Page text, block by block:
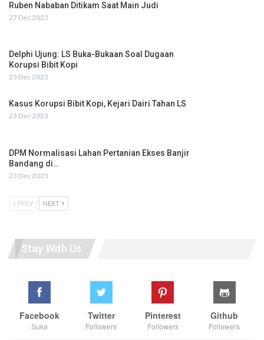
Ruben Nababan Ditikam Saat Main Judi
27 Dec 2023
Delphi Ujung: LS Buka-Bukaan Soal Dugaan
Korupsi Bibit Kopi
23 Dec 2023
Kasus Korupsi Bibit Kopi, Kejari Dairi Tahan LS
23 Dec 2023
DPM Normalisasi Lahan Pertanian Ekses Banjir
Bandang di…
23 Dec 2023
PREV NEXT
Stay With Us
Facebook
Suka
Twitter
Followers
Pinterest
Followers
Github
Followers